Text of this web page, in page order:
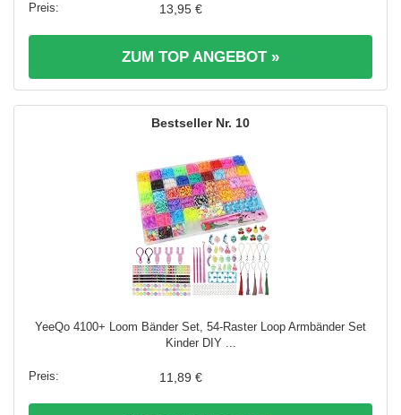
13,95 €
ZUM TOP ANGEBOT »
10
YeeQo 4100+ Loom Bänder Set, 54-Raster Loop Armbänder Set
Kinder DIY ...
11,89 €